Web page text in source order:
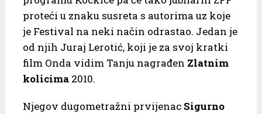
proteći u znaku susreta s autorima uz koje
je Festival na neki način odrastao. Jedan je
od njih Juraj Lerotić, koji je za svoj kratki
film Onda vidim Tanju nagrađen Zlatnim
kolicima2010.
Njegov dugometražni prvijenac Sigurno